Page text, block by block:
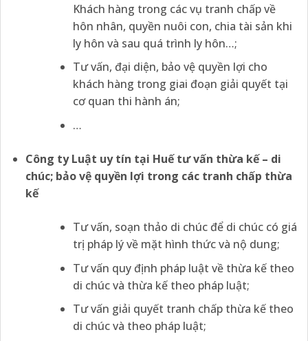
Khách hàng trong các vụ tranh chấp về
hôn nhân, quyền nuôi con, chia tài sản khi
ly hôn và sau quá trình ly hôn…;
Tư vấn, đại diện, bảo vệ quyền lợi cho
khách hàng trong giai đoạn giải quyết tại
cơ quan thi hành án;
…
Công ty Luật uy tín tại Huế tư vấn thừa kế – di
chúc; bảo vệ quyền lợi trong các tranh chấp thừa
kế
Tư vấn, soạn thảo di chúc để di chúc có giá
trị pháp lý về mặt hình thức và nộ dung;
Tư vấn quy định pháp luật về thừa kế theo
di chúc và thừa kế theo pháp luật;
Tư vấn giải quyết tranh chấp thừa kế theo
di chúc và theo pháp luật;